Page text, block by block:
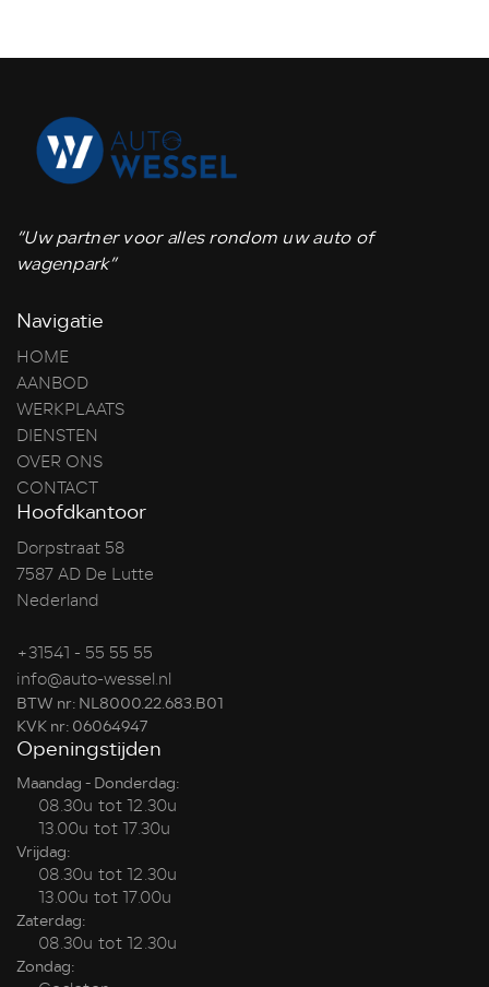
“Uw partner voor alles rondom uw auto of
wagenpark”
Navigatie
HOME
AANBOD
WERKPLAATS
DIENSTEN
OVER ONS
CONTACT
Hoofdkantoor
Dorpstraat 58
7587 AD De Lutte
Nederland
+31541 - 55 55 55
info@auto-wessel.nl
BTW nr: NL8000.22.683.B01
KVK nr: 06064947
Openingstijden
Maandag - Donderdag:
08.30u tot 12.30u
13.00u tot 17.30u
Vrijdag:
08.30u tot 12.30u
13.00u tot 17.00u
Zaterdag:
08.30u tot 12.30u
Zondag: